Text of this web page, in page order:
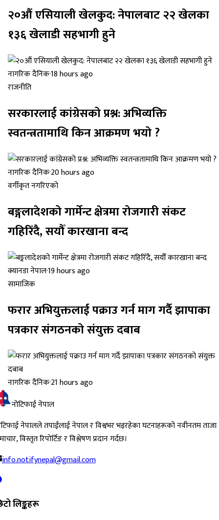
२०औं एसियाली खेलकुद: नेपालबाट २२ खेलका
१३६ खेलाडी सहभागी हुने
नागरिक दैनिक·18 hours ago
राजनीति
सरकारलाई कांग्रेसको प्रश्न: अभिव्यक्ति
स्वतन्त्रतामाथि किन आक्रमण भयो ?
नागरिक दैनिक·20 hours ago
वर्गीकृत नगरिएको
बङ्गलादेशको गार्मेन्ट क्षेत्रमा रोजगारी संकट
गहिरिँदै, सयौँ कारखाना बन्द
क्यानडा नेपाल·19 hours ago
सामाजिक
फरार अभियुक्तलाई पक्राउ गर्न माग गर्दै झापाका
पत्रकार संगठनको संयुक्त दबाब
नागरिक दैनिक·21 hours ago
नोटिफाई नेपाल
नेपालले तपाईंलाई नेपाल र विश्वभर भइरहेका घटनाहरूको नवीनतम ताजा
विस्तृत रिपोर्टिङ र विश्लेषण प्रदान गर्दछ।
info.notifynepal@gmail.com
लिङ्कहरू